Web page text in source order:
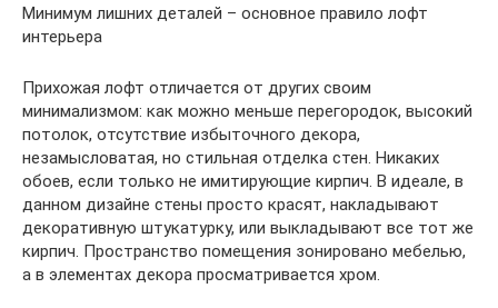
Минимум лишних деталей – основное правило лофт
интерьера
Прихожая лофт отличается от других своим
минимализмом: как можно меньше перегородок, высокий
потолок, отсутствие избыточного декора,
незамысловатая, но стильная отделка стен. Никаких
обоев, если только не имитирующие кирпич. В идеале, в
данном дизайне стены просто красят, накладывают
декоративную штукатурку, или выкладывают все тот же
кирпич. Пространство помещения зонировано мебелью,
а в элементах декора просматривается хром.